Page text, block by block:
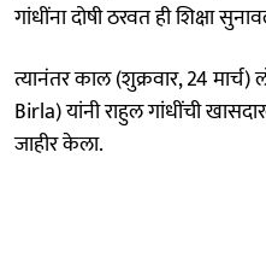
गांधींना दोषी ठरवत ही शिक्षा
त्यानंतर काल (शुक्रवार, 24
Birla) यांनी राहुल गांधींची
जाहीर केला.